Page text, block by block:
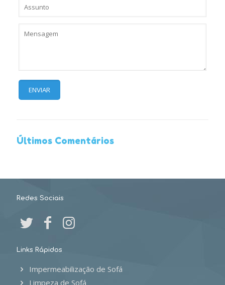
Últimos Comentários
Redes Sociais
Links Rápidos
Impermeabilização de Sofá
Limpeza de Sofá